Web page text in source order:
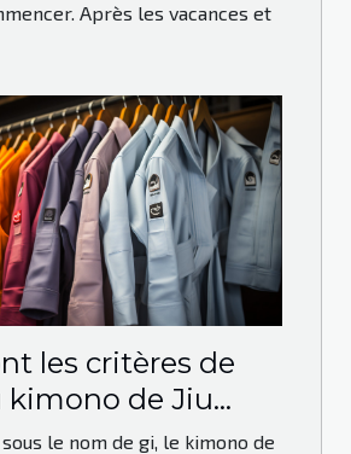
Après les vacances et
les critères de
kimono de Jiu
?
le nom de gi, le kimono de